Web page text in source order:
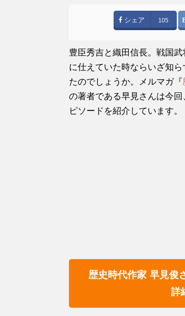
シェア 105
豊臣秀吉と織田信長。戦国
に仕えていた時ならいざ知
たのでしょうか。メルマガ『
の著者である早見さんは今
ピソードを紹介しています。
歴史時代作家 早見俊
詳